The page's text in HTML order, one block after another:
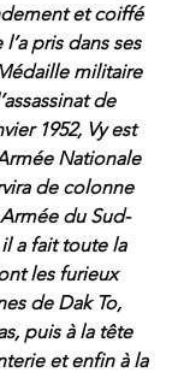
et coiffé
pris dans ses
militaire
de
1952, Vy est
Nationale
de colonne
du Sud-
il a fait toute la
les furieux
de Dak To,
puis à la tête
et enfin à la